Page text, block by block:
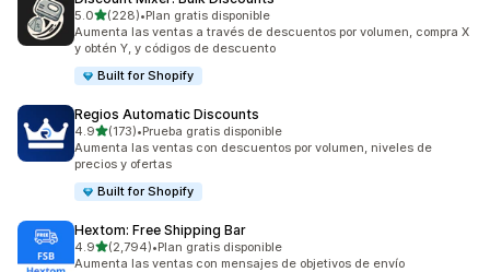
5.0de 5 estrellas
(228)
228 reseñas en total
•Plan gratis disponible
Aumenta las ventas a través de descuentos por volumen, compra X
y obtén Y, y códigos de descuento
Built for Shopify
Regios Automatic Discounts
4.9de 5 estrellas
(173)
173 reseñas en total
•Prueba gratis disponible
Aumenta las ventas con descuentos por volumen, niveles de
precios y ofertas
Built for Shopify
Hextom: Free Shipping Bar
4.9de 5 estrellas
(2,794)
2794 reseñas en total
•Plan gratis disponible
Aumenta las ventas con mensajes de objetivos de envío